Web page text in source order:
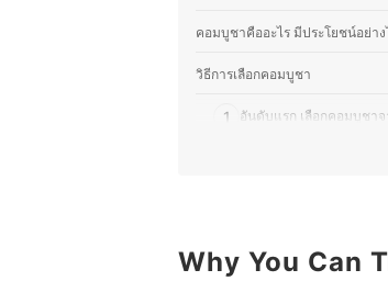
คอมบูชาคืออะไร มีประโยชน์อย่าง
วิธีการเลือกคอมบูชา
1 อันดับแรก เลือกคอมบูชา
ตรวจสอบปริมาณโพรไบ
Why You Can